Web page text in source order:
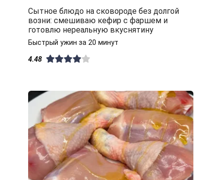
Сытное блюдо на сковороде без долгой
возни: смешиваю кефир с фаршем и
готовлю нереальную вкуснятину
Быстрый ужин за 20 минут
4.48